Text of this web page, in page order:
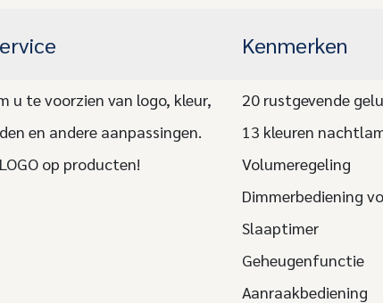
Kenmerken
u te voorzien van logo, kleur,
en andere aanpassingen.
op producten!
20 rustgevende
13 kleuren
Volumeregeling
Dimmerbediening
Slaaptimer
Geheugenfunctie
Aanraakbediening